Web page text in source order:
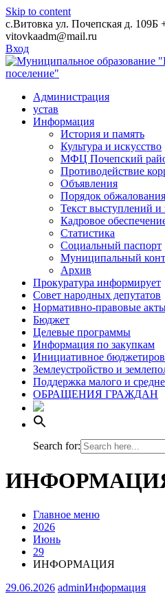
Skip to content
с.Витовка ул. Почепская д. 109Б
vitovkaadm@mail.ru
Вход
Администрация
устав
Информация
История и память
Культура и искусство
МФЦ Почепский
Противодействие
Объявления
Порядок
Текст выступлений и
Кадровое
Статистика
Социальный паспорт
Муниципальный
Архив
Прокуратура информирует
Совет народных депутатов
Нормативно-правовые
Бюджет
Целевые программы
Информация по закупкам
Инициативное
Землеустройство и
Поддержка малого и
ОБРАЩЕНИЯ ГРАЖДАН
Search for:
Главное меню
2026
Июнь
29
ИНФОРМАЦИЯ
29.06.2026 adminИнформация